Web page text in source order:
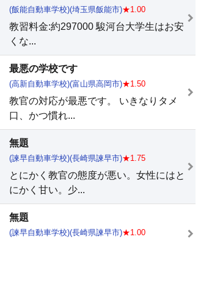
(飯能自動車学校)(埼玉県飯能市)★1.00
教習料金:約297000 駿河台大学生はお安
くな...
最悪の学校です
(高新自動車学校)(富山県高岡市)★1.50
教官の対応が最悪です。 いきなりタメ
口、かつ慣れ...
無題
(諫早自動車学校)(長崎県諫早市)★1.75
とにかく教官の態度が悪い。女性にはと
にかく甘い。少...
無題
(諫早自動車学校)(長崎県諫早市)★1.00